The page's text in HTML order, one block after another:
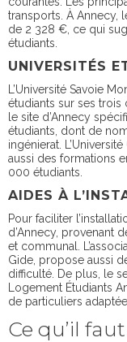
transports. À Annecy,
de 2 328 €, ce qui
étudiants.
UNIVERSITÉS
L’Université Savoie
étudiants sur ses trois
le site d’Annecy
étudiants, dont de
ingénierat.
aussi des formations
000 étudiants.
AIDES À
Pour faciliter
d’Annecy, provenant
et communal.
Gide, propose aussi
difficulté. De plus, le
Logement Étudiants
de particuliers
Ce qu’il